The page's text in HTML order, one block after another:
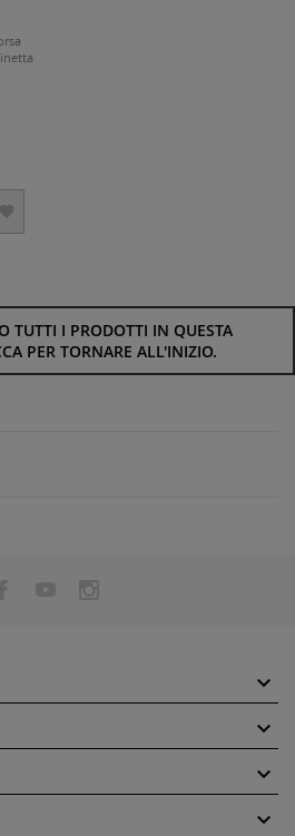

TUTTI I PRODOTTI IN QUESTA
PER TORNARE ALL'INIZIO.



